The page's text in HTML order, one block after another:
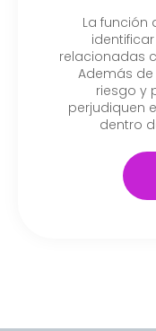
La función
relacionadas
Además
riesgo y
perjudiquen
dentro